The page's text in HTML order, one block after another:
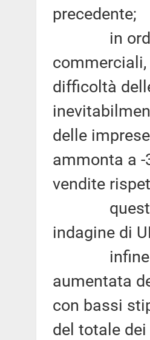
precedente;
in ordine
difficoltà
delle
ammonta a -
vendite
questi in
indagine di
infine dal
aumentata
con bassi
del totale